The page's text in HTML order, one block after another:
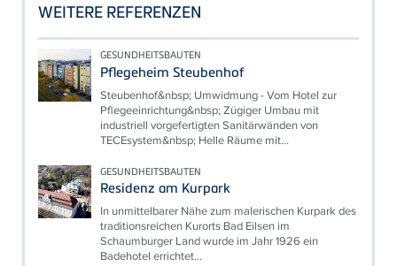
WEITERE REFERENZEN
GESUNDHEITSBAUTEN
Pflegeheim Steubenhof
Steubenhof&nbsp; Umwidmung - Vom Hotel zur
Pflegeeinrichtung&nbsp; Zügiger Umbau mit
industriell vorgefertigten Sanitärwänden von
TECEsystem&nbsp; Helle Räume mit...
GESUNDHEITSBAUTEN
Residenz am Kurpark
In unmittelbarer Nähe zum malerischen Kurpark des
traditionsreichen Kurorts Bad Eilsen im
Schaumburger Land wurde im Jahr 1926 ein
Badehotel errichtet...